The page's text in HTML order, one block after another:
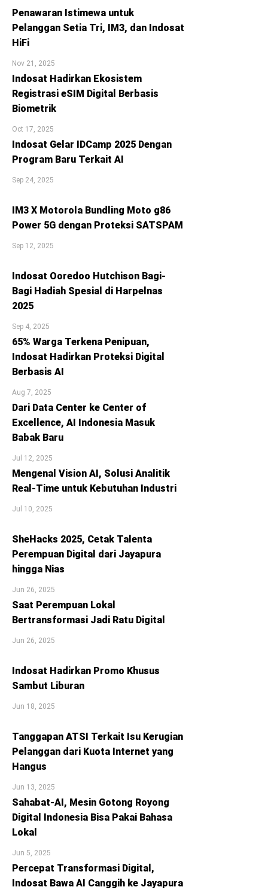
Penawaran Istimewa untuk
Pelanggan Setia Tri, IM3, dan Indosat
HiFi
Nov 21, 2025
Indosat Hadirkan Ekosistem
Registrasi eSIM Digital Berbasis
Biometrik
Oct 17, 2025
Indosat Gelar IDCamp 2025 Dengan
Program Baru Terkait AI
Sep 24, 2025
IM3 X Motorola Bundling Moto g86
Power 5G dengan Proteksi SATSPAM
Sep 12, 2025
Indosat Ooredoo Hutchison Bagi-
Bagi Hadiah Spesial di Harpelnas
2025
Sep 4, 2025
65% Warga Terkena Penipuan,
Indosat Hadirkan Proteksi Digital
Berbasis AI
Aug 7, 2025
Dari Data Center ke Center of
Excellence, AI Indonesia Masuk
Babak Baru
Jul 12, 2025
Mengenal Vision AI, Solusi Analitik
Real-Time untuk Kebutuhan Industri
Jul 10, 2025
SheHacks 2025, Cetak Talenta
Perempuan Digital dari Jayapura
hingga Nias
Jun 26, 2025
Saat Perempuan Lokal
Bertransformasi Jadi Ratu Digital
Jun 26, 2025
Indosat Hadirkan Promo Khusus
Sambut Liburan
Jun 18, 2025
Tanggapan ATSI Terkait Isu Kerugian
Pelanggan dari Kuota Internet yang
Hangus
Jun 13, 2025
Sahabat-AI, Mesin Gotong Royong
Digital Indonesia Bisa Pakai Bahasa
Lokal
Jun 5, 2025
Percepat Transformasi Digital,
Indosat Bawa AI Canggih ke Jayapura